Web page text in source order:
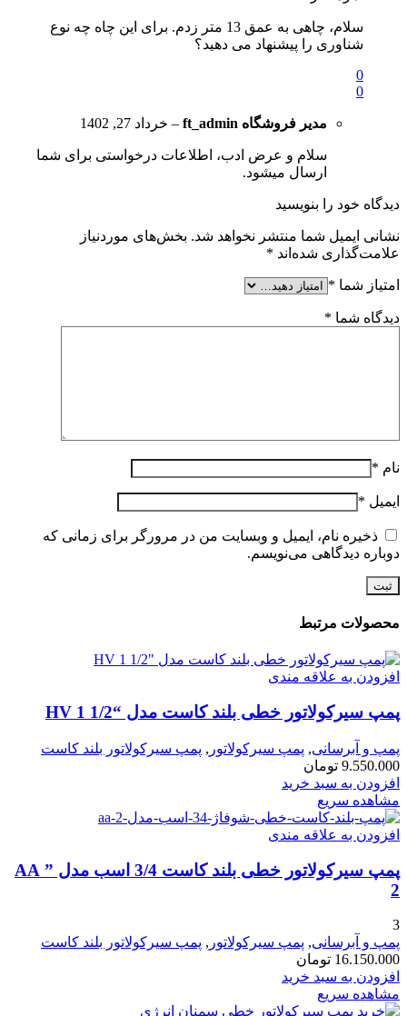
سلام، چاهی به عمق 13 متر زدم. برای این چاه چه نوع
شناوری را پیشنهاد می دهید؟
0
0
مدیر فروشگاه ft_admin
– خرداد 27, 1402
سلام و عرض ادب، اطلاعات درخواستی برای شما
ارسال میشود.
دیدگاه خود را بنویسید
نشانی ایمیل شما منتشر نخواهد شد. بخش‌های موردنیاز
علامت‌گذاری شده‌اند *
امتیاز شما *
دیدگاه شما *
نام *
ایمیل *
ذخیره نام، ایمیل و وبسایت من در مرورگر برای زمانی که
دوباره دیدگاهی می‌نویسم.
محصولات مرتبط
افزودن به علاقه مندی
پمپ سیرکولاتور خطی بلند کاست مدل “HV 1 1/2
پمپ و آبرسانی, پمپ سیرکولاتور , پمپ سیرکولاتور بلند کاست
9.550.000 تومان
افزودن به سبد خرید
مشاهده سریع
افزودن به علاقه مندی
پمپ سیرکولاتور خطی بلند کاست 3/4 اسب مدل ” AA
2
3
پمپ و آبرسانی, پمپ سیرکولاتور , پمپ سیرکولاتور بلند کاست
16.150.000 تومان
افزودن به سبد خرید
مشاهده سریع